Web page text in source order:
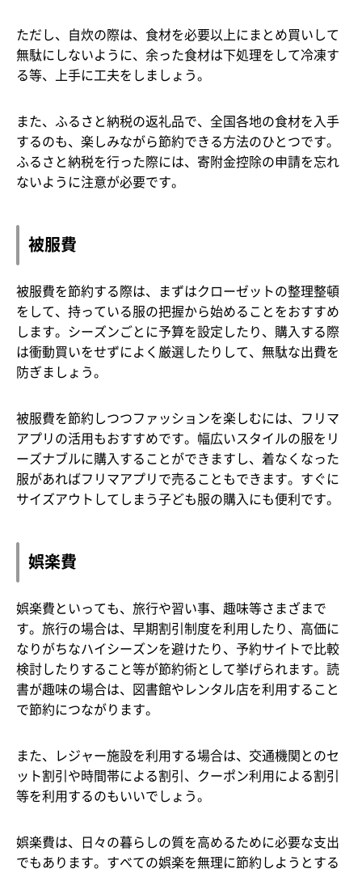
ただし、自炊の際は、食材を必要以上にまとめ買いして
無駄にしないように、余った食材は下処理をして冷凍す
る等、上手に工夫をしましょう。
また、ふるさと納税の返礼品で、全国各地の食材を入手
するのも、楽しみながら節約できる方法のひとつです。
ふるさと納税を行った際には、寄附金控除の申請を忘れ
ないように注意が必要です。
被服費
被服費を節約する際は、まずはクローゼットの整理整頓
をして、持っている服の把握から始めることをおすすめ
します。シーズンごとに予算を設定したり、購入する際
は衝動買いをせずによく厳選したりして、無駄な出費を
防ぎましょう。
被服費を節約しつつファッションを楽しむには、フリマ
アプリの活用もおすすめです。幅広いスタイルの服をリ
ーズナブルに購入することができますし、着なくなった
服があればフリマアプリで売ることもできます。すぐに
サイズアウトしてしまう子ども服の購入にも便利です。
娯楽費
娯楽費といっても、旅行や習い事、趣味等さまざまで
す。旅行の場合は、早期割引制度を利用したり、高価に
なりがちなハイシーズンを避けたり、予約サイトで比較
検討したりすること等が節約術として挙げられます。読
書が趣味の場合は、図書館やレンタル店を利用すること
で節約につながります。
また、レジャー施設を利用する場合は、交通機関とのセ
ット割引や時間帯による割引、クーポン利用による割引
等を利用するのもいいでしょう。
娯楽費は、日々の暮らしの質を高めるために必要な支出
でもあります。すべての娯楽を無理に節約しようとする